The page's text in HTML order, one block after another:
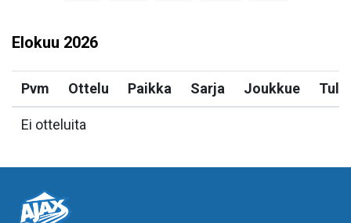
Elokuu 2026
Pvm Ottelu Paikka Sarja Joukkue
Ei otteluita